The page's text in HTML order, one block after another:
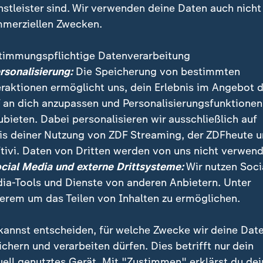
angekündigt, zum Umgang mit dem AfD-
ist Altbekanntes", kommentiert Anke Myrrhe vom
"Im Höhenrausch" zur neuen AfD-Strategie.
sind. Wir verwenden deine Daten auch nicht
Zwecken.
Datenverarbeitung
Die Speicherung von bestimmten
ermöglicht uns, dein Erlebnis im Angebot
an dich anzupassen und Personalisierungsfunktionen
Dabei personalisieren wir ausschließlich auf
deiner Nutzung von ZDF Streaming, der ZDFheute
Daten von Dritten werden von uns nicht
Media und externe Drittsysteme:Wir nutzen
Tools und Dienste von anderen Anbietern. Unter
um das Teilen von Inhalten zu ermöglichen.
entscheiden, für welche Zwecke wir deine
und verarbeiten dürfen. Dies betrifft nur dein